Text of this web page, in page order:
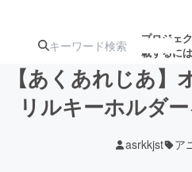
プロジェ
載するには
ジェクト
【あくあれじあ】
リルキーホルダ
asrkkjst ア